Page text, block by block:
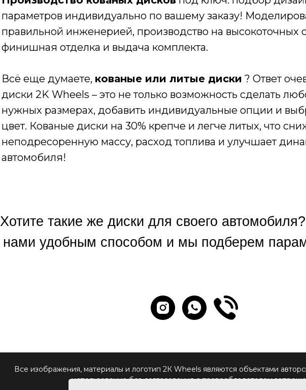
параметров индивидуально по вашему заказу!
правильной инженерией, производство на высокоточных
финишная отделка и выдача комплекта.
Всё еще думаете, кованые или литые диски ? Ответ
диски 2K Wheels – это не только возможность сделать
нужных размерах, добавить индивидуальные опции и
цвет. Кованые диски на 30% крепче и легче литых, что
неподресоренную массу, расход топлива и улучшает
автомобиля!
Хотите такие же диски для своего
нами удобным способом и мы подберем
Все изображения, материалы и логотип 2К Wheels являются объектами
использование без согласования с правообладателем